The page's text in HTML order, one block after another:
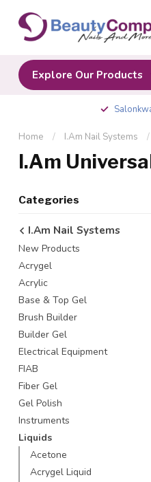
Explore Our Products
Home / I.Am Nail Systems /
I.Am
Categories
I.Am Nail Systems
New Products
Acrygel
Acrylic
Base & Top Gel
Brush Builder
Builder Gel
Electrical Equipment
FIAB
Fiber Gel
Gel Polish
Instruments
Liquids
Acetone
Acrygel Liquid